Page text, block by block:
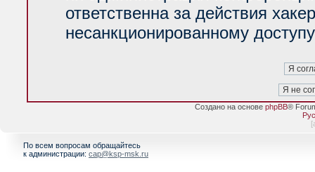
ответственна за действия
несанкционированному
Создано на основе phpBB®
[
По всем вопросам обращайтесь
к администрации: cap@ksp-msk.ru